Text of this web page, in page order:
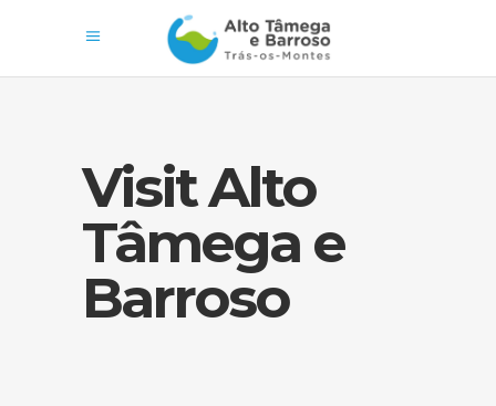
Visit Alto
Tâmega e
Barroso